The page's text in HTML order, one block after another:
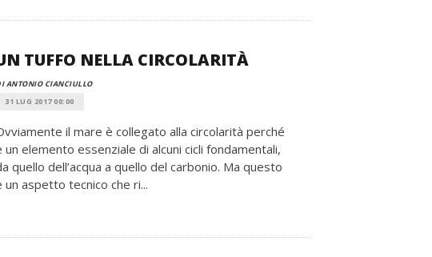
TUFFO NELLA CIRCOLARITÀ
ANTONIO CIANCIULLO
31 LUG 2017 00:00
il mare è collegato alla circolarità perché
un elemento essenziale di alcuni cicli fondamentali,
quello dell’acqua a quello del carbonio. Ma questo
un aspetto tecnico che ri...